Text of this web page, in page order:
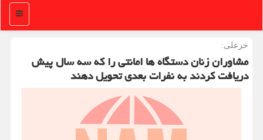
منو
خزعلی:
مشاوران زنان دستگاه ها امانتی را که سه سال پیش
دریافت کردند به نفرات بعدی تحویل دهند